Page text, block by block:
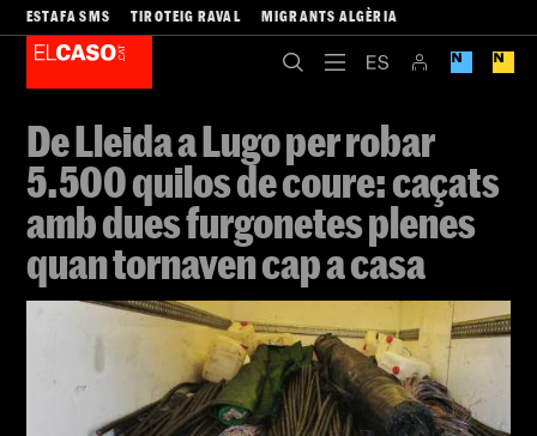
ESTAFA SMS TIROTEIG RAVAL MIGRANTS ALGÈRIA
De Lleida a Lugo per robar
5.500 quilos de coure: caçats
amb dues furgonetes plenes
quan tornaven cap a casa